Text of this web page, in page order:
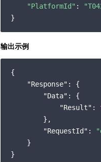
"PlatformId" :
输出示例
{
"Response" : {
"Data" : {
"Result" :
        },
"RequestId" :
    }